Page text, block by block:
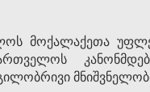
მოქალაქეთა